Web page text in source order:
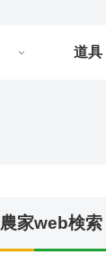
道具
農家web検索